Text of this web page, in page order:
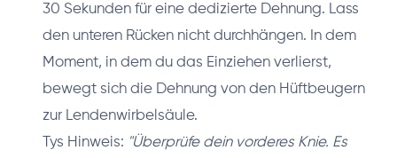
30 Sekunden für eine dedizierte Dehnung. Lass
den unteren Rücken nicht durchhängen. In dem
Moment, in dem du das Einziehen verlierst,
bewegt sich die Dehnung von den Hüftbeugern
zur Lendenwirbelsäule.
Tys Hinweis: "Überprüfe dein vorderes Knie. Es